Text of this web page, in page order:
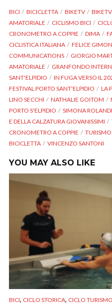
BICI BICICLETTA BIKETV
AMATORIALE
CICLISMO BICI
CRONOMETRO A COPPIE
DIMA
CICLISTICA ITALIANA
FELICE
COMMUNICATIONS
GIORGIO
AMATORIALE
GRANFONDO
SANT'ELPIDIO
IN FUGA VERSO IL
FESTIVAL PORTO SANT'ELPIDIO
LA
LINO SECCHI
NATHALIE GOITOM
PORTO S'ELPIDIO
SIMONA ROLANDI
E DELLA CALZATURA GIOVANISSIMI
CRONOMETRO A COPPIE
TURISMO
BICICLETTA
VINCENZO SANTONI
YOU MAY ALSO LIKE
BICI, CICLO STORICA, CICLO TURISMO